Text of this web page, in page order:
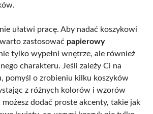
ułatwi pracę. Aby nadać koszykowi
zastosować papierowy
tylko wypełni wnętrze, ale również
charakteru. Jeśli zależy Ci na
pomyśl o zrobieniu kilku koszyków
z różnych kolorów i wzorów
dodać proste akcenty, takie jak